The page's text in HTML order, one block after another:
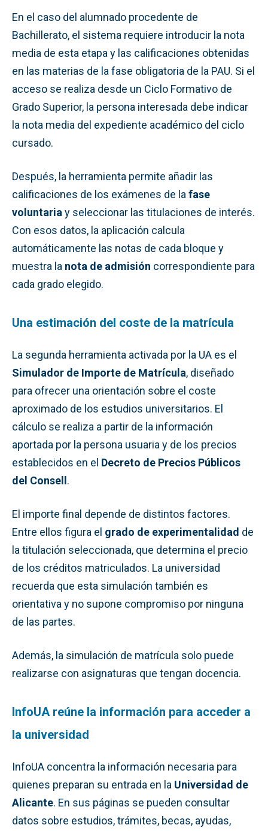
En el caso del alumnado procedente de
Bachillerato, el sistema requiere introducir la nota
media de esta etapa y las calificaciones obtenidas
en las materias de la fase obligatoria de la PAU. Si el
acceso se realiza desde un Ciclo Formativo de
Grado Superior, la persona interesada debe indicar
la nota media del expediente académico del ciclo
cursado.
Después, la herramienta permite añadir las
calificaciones de los exámenes de la fase
voluntaria y seleccionar las titulaciones de interés.
Con esos datos, la aplicación calcula
automáticamente las notas de cada bloque y
muestra la nota de admisión correspondiente para
cada grado elegido.
Una estimación del coste de la matrícula
La segunda herramienta activada por la UA es el
Simulador de Importe de Matrícula, diseñado
para ofrecer una orientación sobre el coste
aproximado de los estudios universitarios. El
cálculo se realiza a partir de la información
aportada por la persona usuaria y de los precios
establecidos en el Decreto de Precios Públicos
del Consell.
El importe final depende de distintos factores.
Entre ellos figura el grado de experimentalidad de
la titulación seleccionada, que determina el precio
de los créditos matriculados. La universidad
recuerda que esta simulación también es
orientativa y no supone compromiso por ninguna
de las partes.
Además, la simulación de matrícula solo puede
realizarse con asignaturas que tengan docencia.
InfoUA reúne la información para acceder a
la universidad
InfoUA concentra la información necesaria para
quienes preparan su entrada en la Universidad de
Alicante. En sus páginas se pueden consultar
datos sobre estudios, trámites, becas, ayudas,